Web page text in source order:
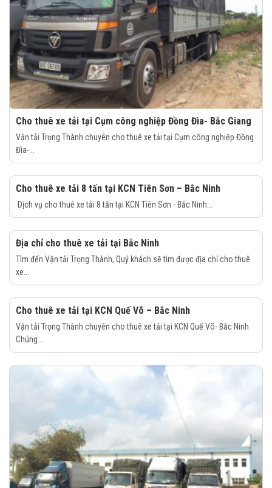
Cho thuê xe tải tại Cụm công nghiệp Đồng Đìa- Bắc Giang
Vận tải Trọng Thành chuyên cho thuê xe tải tại Cụm công nghiệp Đồng
Đìa-...
Cho thuê xe tải 8 tấn tại KCN Tiên Sơn – Bắc Ninh
Dịch vụ cho thuê xe tải 8 tấn tại KCN Tiên Sơn - Bắc Ninh...
Địa chỉ cho thuê xe tải tại Bắc Ninh
Tìm đến Vận tải Trọng Thành, Quý khách sẽ tìm được địa chỉ cho thuê
xe...
Cho thuê xe tải tại KCN Quế Võ – Bắc Ninh
Vận tải Trọng Thành chuyên cho thuê xe tải tại KCN Quế Võ- Bắc Ninh
Chúng...